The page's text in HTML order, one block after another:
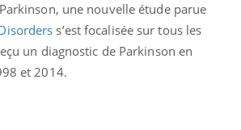
une nouvelle étude parue
s’est focalisée sur tous les
un diagnostic de Parkinson en
et 2014.